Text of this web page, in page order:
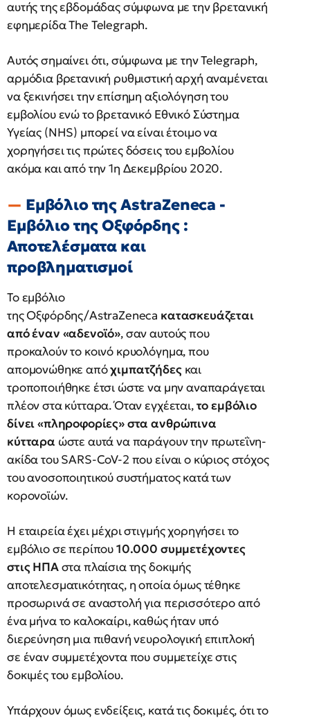
αυτής της εβδομάδας σύμφωνα με την βρετανική
εφημερίδα The Telegraph.
Αυτός σημαίνει ότι, σύμφωνα με την Telegraph,
αρμόδια βρετανική ρυθμιστική αρχή αναμένεται
να ξεκινήσει την επίσημη αξιολόγηση του
εμβολίου ενώ το βρετανικό Εθνικό Σύστημα
Υγείας (NHS) μπορεί να είναι έτοιμο να
χορηγήσει τις πρώτες δόσεις του εμβολίου
ακόμα και από την 1η Δεκεμβρίου 2020.
Εμβόλιο της AstraZeneca -
Εμβόλιο της Οξφόρδης :
Αποτελέσματα και
προβληματισμοί
Το εμβόλιο
της Οξφόρδης/AstraZeneca κατασκευάζεται
από έναν «αδενοϊό», σαν αυτούς που
προκαλούν το κοινό κρυολόγημα, που
απομονώθηκε απόχιμπατζήδες και
τροποποιήθηκε έτσι ώστε να μην αναπαράγεται
πλέον στα κύτταρα. Όταν εγχέεται,το εμβόλιο
δίνει «πληροφορίες» στα ανθρώπινα
κύτταρα ώστε αυτά να παράγουν την πρωτεΐνη-
ακίδα του SARS-CoV-2 που είναι ο κύριος στόχος
του ανοσοποιητικού συστήματος κατά των
κορονοϊών.
Η εταιρεία έχει μέχρι στιγμής χορηγήσει το
εμβόλιο σε περίπου10.000 συμμετέχοντες
στις ΗΠΑστα πλαίσια της δοκιμής
αποτελεσματικότητας, η οποία όμως τέθηκε
προσωρινά σε αναστολή για περισσότερο από
ένα μήνα το καλοκαίρι, καθώς ήταν υπό
διερεύνηση μια πιθανή νευρολογική επιπλοκή
σε έναν συμμετέχοντα που συμμετείχε στις
δοκιμές του εμβολίου.
Υπάρχουν όμως ενδείξεις, κατά τις δοκιμές, ότι το